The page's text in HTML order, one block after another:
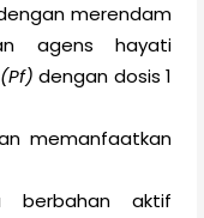
merendam
agens hayati
dengan dosis 1
memanfaatkan
berbahan aktif